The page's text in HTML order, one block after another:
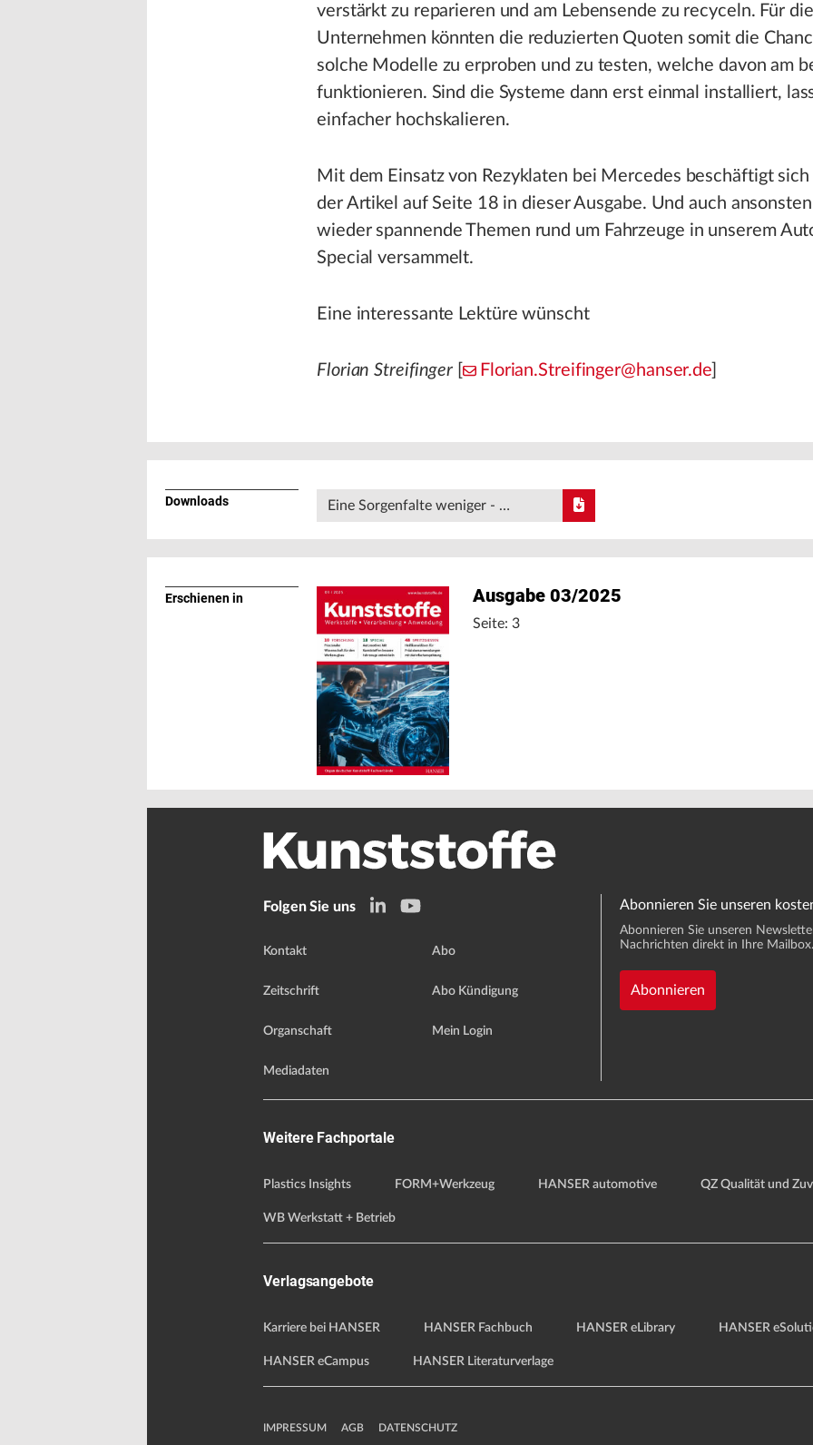
verstärkt zu reparieren und am Lebensende zu recyceln. Für die
Unternehmen könnten die reduzierten Quoten somit die
solche Modelle zu erproben und zu testen, welche davon am
funktionieren. Sind die Systeme dann erst einmal installiert,
einfacher hochskalieren.
Mit dem Einsatz von Rezyklaten bei Mercedes beschäftigt sich
der Artikel auf Seite 18 in dieser Ausgabe. Und auch
wieder spannende Themen rund um Fahrzeuge in unserem
Special versammelt.
Eine interessante Lektüre wünscht
Florian Streifinger Florian.Streifinger@hanser.de
Downloads Eine Sorgenfalte weniger - …
Erschienen in Ausgabe 03/2025
Seite: 3
Folgen Sie uns
Kontakt
Zeitschrift
Organschaft
Mediadaten
Abo
Abo Kündigung
Mein Login
Abonnieren Sie unseren
Abonnieren Sie unseren
Nachrichten direkt in Ihre Mailbox.
Abonnieren
Weitere Fachportale
Plastics Insights FORM+Werkzeug HANSER automotive QZ Qualität und
WB Werkstatt + Betrieb
Verlagsangebote
Karriere bei HANSER HANSER Fachbuch HANSER eLibrary HANSER
HANSER eCampus HANSER Literaturverlage
IMPRESSUM AGB DATENSCHUTZ